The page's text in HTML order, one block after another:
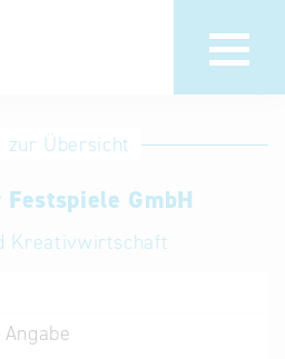
Eintrag
löschen
Aktualisieren
zur Übersicht
GmbH
Kreativwirtschaft